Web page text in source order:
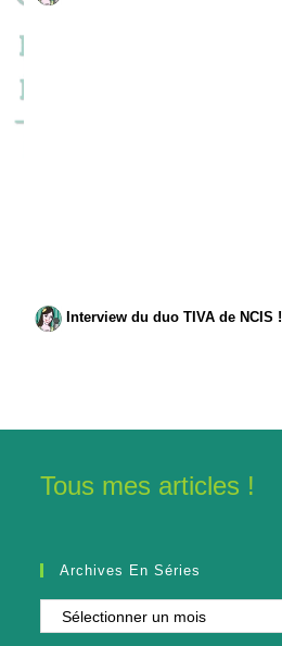
Interview du duo TIVA de NCIS !
Tous mes articles !
Archives En Séries
Archives
en